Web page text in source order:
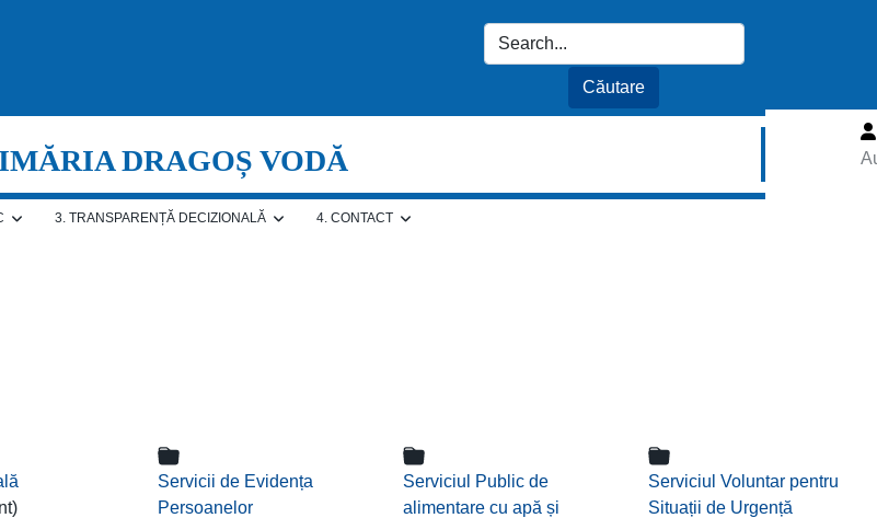
DRAGOȘ VODĂ
3. TRANSPARENȚĂ DECIZIONALĂ 4. CONTACT
Servicii de Evidența
Persoanelor
Serviciul Public de
alimentare cu apă și
Serviciul Voluntar pentru
Situații de Urgență